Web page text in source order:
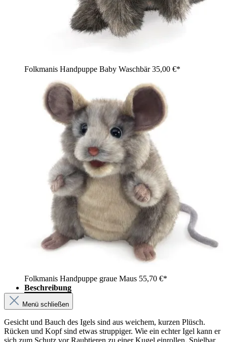
Folkmanis Handpuppe Baby Waschbär35,00 €*
Folkmanis Handpuppe graue Maus 55,70 €*
Beschreibung
Menü schließen
Gesicht und Bauch des Igels sind aus weichem, kurzen Plüsch.
Rücken und Kopf sind etwas struppiger. Wie ein echter Igel kann er